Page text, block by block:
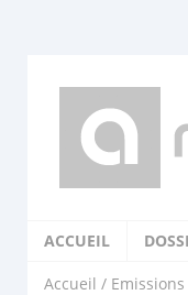
ACCUEIL
Accueil / Emissions